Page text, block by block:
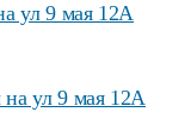
ул 9 мая 12А
ул 9 мая 12А